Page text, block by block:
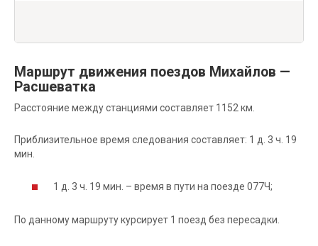
Маршрут движения поездов Михайлов —
Расшеватка
Расстояние между станциями составляет 1152 км.
Приблизительное время следования составляет: 1 д. 3 ч. 19
мин.
1 д. 3 ч. 19 мин. – время в пути на поезде 077Ч;
По данному маршруту курсирует 1 поезд без пересадки.